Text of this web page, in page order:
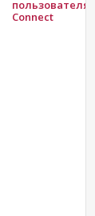
Connect